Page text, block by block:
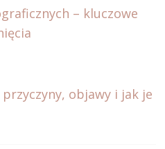
– kluczowe
objawy i jak je